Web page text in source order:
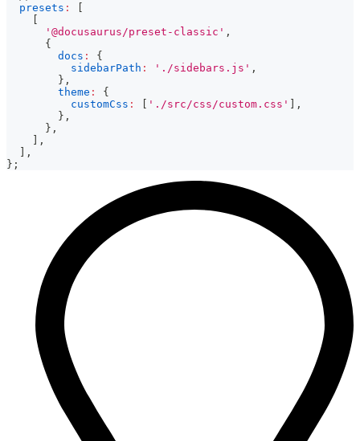
presets :
'@docusaurus/preset-classic' ,
{
docs :
{
sidebarPath : './sidebars.js' ,
} ,
theme :
{
customCss : './src/css/custom.css'
,
} ,
} ,
,
,
} ;